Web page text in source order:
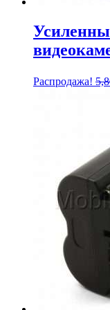
Распродажа!